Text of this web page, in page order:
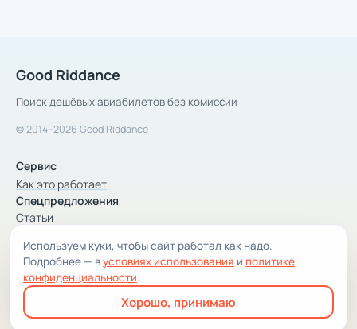
Good Riddance
Поиск дешёвых авиабилетов без комиссии
© 2014–2026 Good Riddance
Сервис
Как это работает
Спецпредложения
Статьи
Компания
Компания и контакты
Условия использования
Конфиденциальность
Используем куки, чтобы сайт работал как надо.
Подробнее — вусловиях использования и политике
конфиденциальности.
Хорошо, принимаю